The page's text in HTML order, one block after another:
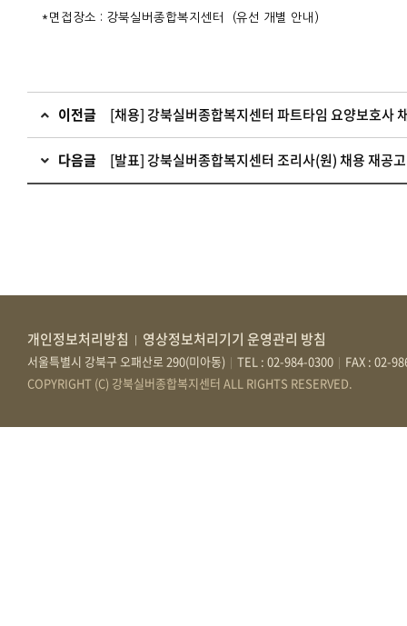
*면접장소 : 강북실버종합복지센터 (유선 개별 안내)
이전글 [채용] 강북실버종합복지센터 파트타임 요양보호사
다음글 [발표] 강북실버종합복지센터 조리사(원) 채용 재공
개인정보처리방침 영상정보처리기기 운영관리 방침
서울특별시 강북구 오패산로 290(미아동) | TEL : 02-984-0300 | FAX : 02-
COPYRIGHT (C) 강북실버종합복지센터 ALL RIGHTS RESERVED.